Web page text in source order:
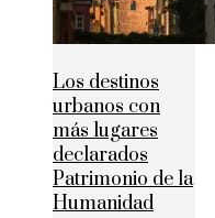
Los destinos
urbanos con
más lugares
declarados
Patrimonio de la
Humanidad